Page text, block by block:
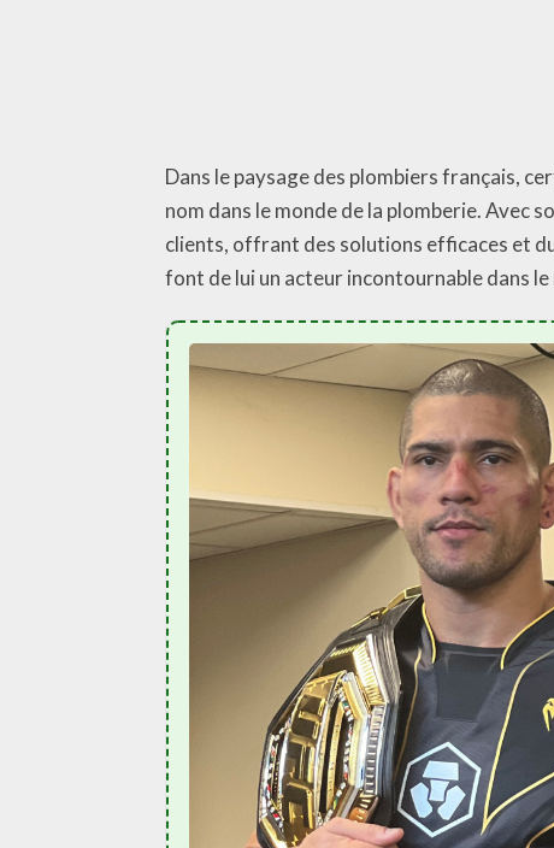
Dans le paysage des plombiers français,
nom dans le monde de la plomberie. Avec
clients, offrant des solutions efficaces et
font de lui un acteur incontournable dans le